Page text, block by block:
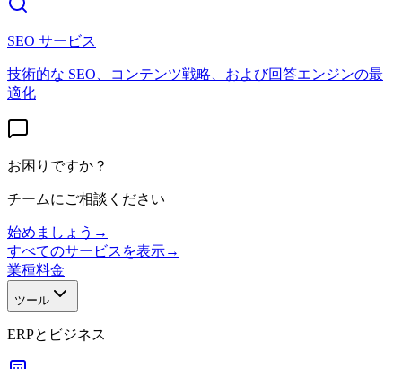
SEO サービス
技術的な SEO、コンテンツ戦略、および回答エンジンの最
適化
お困りですか？
チームにご相談ください
始めましょう →
すべてのサービスを表示→
業種料金
ツール
ERPとビジネス